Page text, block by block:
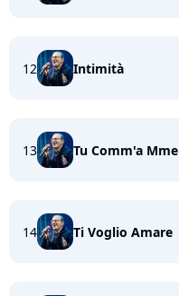
12 Intimità
13 Tu Comm'a Mme
14 Ti Voglio Amare